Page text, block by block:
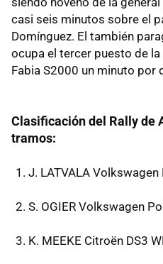
casi seis minutos sobre el
Domínguez. El también
ocupa el tercer puesto de
Fabia S2000 un minuto por
Clasificación del Rally de
tramos:
J. LATVALA Volkswagen
S. OGIER Volkswagen
K. MEEKE Citroën DS3